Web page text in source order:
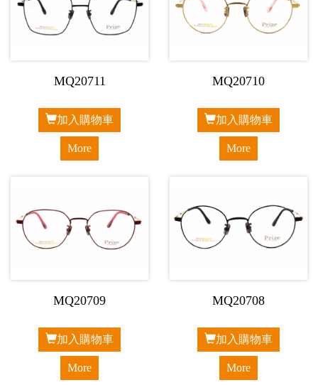
MQ20711
加入購物車
More
MQ20710
加入購物車
More
MQ20709
加入購物車
More
MQ20708
加入購物車
More